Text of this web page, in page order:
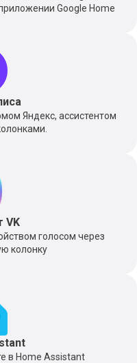
Google Home
Яндекс, ассистентом
VK
голосом через
колонку
в Home Assistant